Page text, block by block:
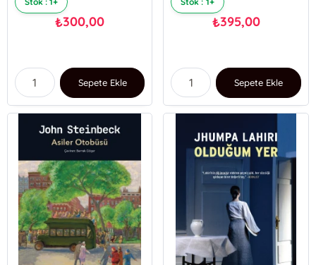
₺300,00
Sepete Ekle
₺395,00
Sepete Ekle